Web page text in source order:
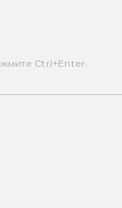
Ctrl+Enter.